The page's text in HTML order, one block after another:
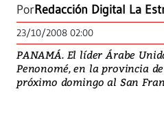
PorRedacción Digital La
23/10/2008 02:00
PANAMÁ. El líder Árabe
Penonomé, en la provincia
próximo domingo al San